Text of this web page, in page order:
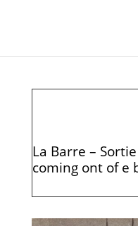
La Barre –
coming ont of e